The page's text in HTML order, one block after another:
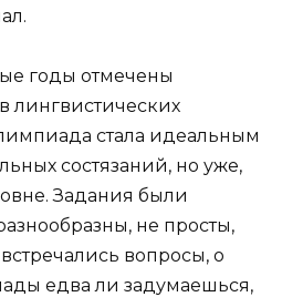
годы отмечены
лингвистических
стала идеальным
состязаний, но уже,
Задания были
не просты,
вопросы, о
едва ли задумаешься,